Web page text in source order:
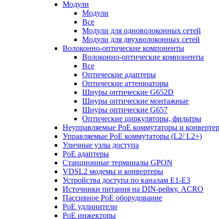
Модули
Модули
Все
Модули для одноволоконных сетей
Модули для двухволоконных сетей
Волоконно-оптические компоненты
Волоконно-оптические компоненты
Все
Оптические адаптеры
Оптические аттенюаторы
Шнуры оптические G652D
Шнуры оптические монтажные
Шнуры оптические G657
Оптические циркуляторы, фильтры
Неуправляемые PoE коммутаторы и
Управляемые PoE коммутаторы (L2/ L2+)
Уличные узлы доступа
PoE адаптеры
Станционные терминалы GPON
VDSL2 модемы и конвертеры
Устройства доступа по каналам E1-E3
Источники питания на DIN-рейку. ACRO
Пассивное PoE оборудование
PoE удлинители
PoE инжекторы